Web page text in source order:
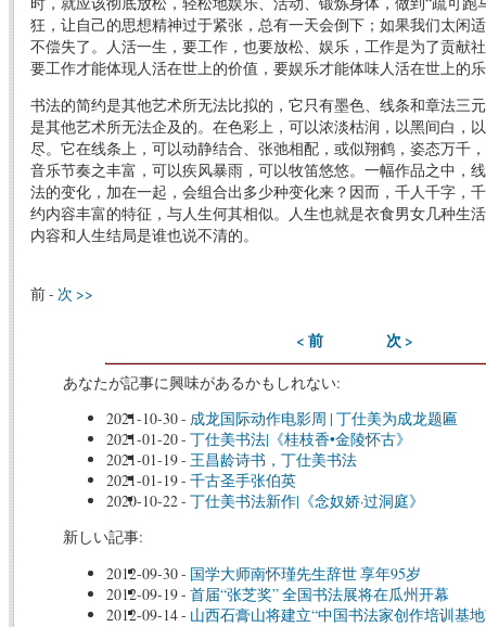
狂，让自己的思想精神过于紧张，总有一天会倒下；如果我们太闲
不偿失了。人活一生，要工作，也要放松、娱乐，工作是为了贡献
要工作才能体现人活在世上的价值，要娱乐才能体味人活在世上的
书法的简约是其他艺术所无法比拟的，它只有墨色、线条和章法三
是其他艺术所无法企及的。在色彩上，可以浓淡枯润，以黑间白，
尽。它在线条上，可以动静结合、张弛相配，或似翔鹤，姿态万千
音乐节奏之丰富，可以疾风暴雨，可以牧笛悠悠。一幅作品之中，
法的变化，加在一起，会组合出多少种变化来？因而，千人千字，
约内容丰富的特征，与人生何其相似。人生也就是衣食男女几种生
内容和人生结局是谁也说不清的。
前 - 次 >>
< 前 次 >
あなたが記事に興味があるかもしれない:
2021-10-30- 成龙国际动作电影周 | 丁仕美为成龙题匾
2021-01-20- 丁仕美书法|《桂枝香•金陵怀古》
2021-01-19- 王昌龄诗书，丁仕美书法
2021-01-19- 千古圣手张伯英
2020-10-22- 丁仕美书法新作|《念奴娇·过洞庭》
新しい記事:
2012-09-30- 国学大师南怀瑾先生辞世 享年95岁
2012-09-19- 首届“张芝奖” 全国书法展将在瓜州开幕
2012-09-14- 山西石膏山将建立“中国书法家创作培训基